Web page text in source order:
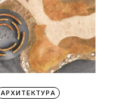
АРХИТЕКТУРА